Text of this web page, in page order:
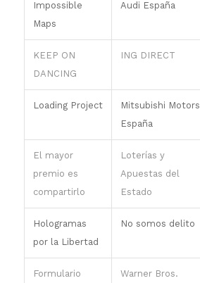
Impossible
Maps
Audi España
KEEP ON
DANCING
ING DIRECT
Loading Project
Mitsubishi Motors
España
El mayor
premio es
compartirlo
Loterías y
Apuestas del
Estado
Hologramas
por la Libertad
No somos delito
Formulario Warner Bros.